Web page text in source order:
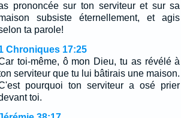
prononcée sur ton serviteur et sur sa
subsiste éternellement, et agis
ta parole!
Chroniques 17:25
toi-même, ô mon Dieu, tu as révélé à
serviteur que tu lui bâtirais une maison.
pourquoi ton serviteur a osé prier
toi.